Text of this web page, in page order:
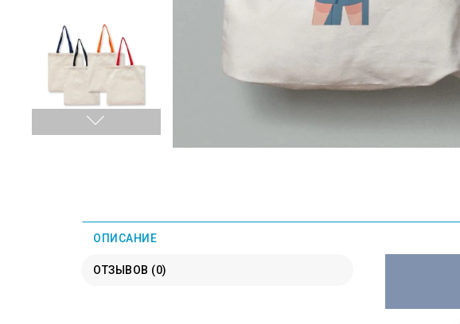
ОПИСАНИЕ
ОТЗЫВОВ (0)